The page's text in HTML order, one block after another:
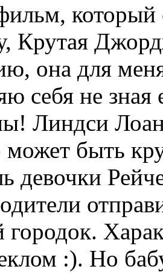
который
Крутая
она для
себя не
Линдси
может быть
девочки
городок.
:). Но